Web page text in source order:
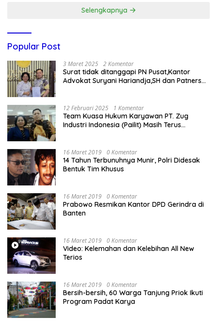
Selengkapnya
Popular Post
3 Maret 2025 2 Komentar
Surat tidak ditanggapi PN Pusat,Kantor
Advokat Suryani Hariandja,SH dan Patners
12 Februari 2025 1 Komentar
Team Kuasa Hukum Karyawan PT. Zug
Industri Indonesia (Pailit) Masih Terus
16 Maret 2019 0 Komentar
14 Tahun Terbunuhnya Munir, Polri Didesak
Bentuk Tim Khusus
16 Maret 2019 0 Komentar
Prabowo Resmikan Kantor DPD Gerindra di
Banten
16 Maret 2019 0 Komentar
Video: Kelemahan dan Kelebihan All New
Terios
16 Maret 2019 0 Komentar
Bersih-bersih, 60 Warga Tanjung Priok Ikuti
Program Padat Karya